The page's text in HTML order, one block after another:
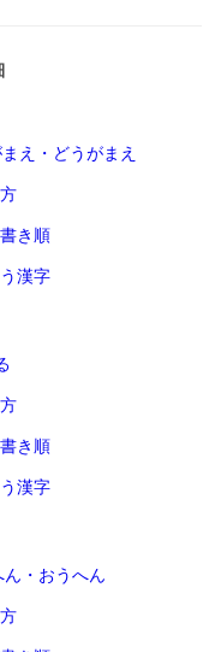
え・どうがまえ
き順
漢字
き順
漢字
・おうへん